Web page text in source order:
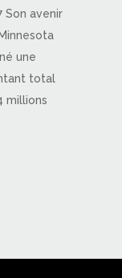
Son avenir
une
total
millions